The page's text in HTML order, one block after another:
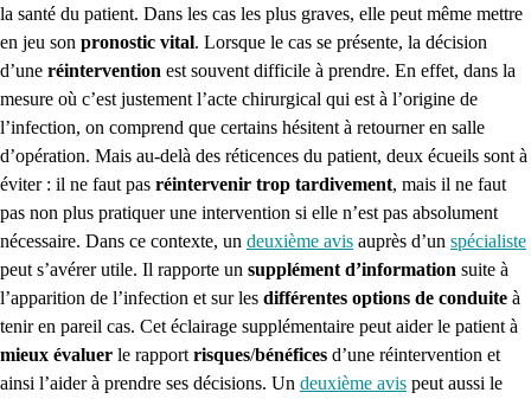
la santé du patient. Dans les cas les plus graves, elle peut même mettre
en jeu son pronostic vital. Lorsque le cas se présente, la décision
d’une réintervention est souvent difficile à prendre. En effet, dans la
mesure où c’est justement l’acte chirurgical qui est à l’origine de
l’infection, on comprend que certains hésitent à retourner en salle
d’opération. Mais au-delà des réticences du patient, deux écueils sont à
éviter : il ne faut pas réintervenir trop tardivement, mais il ne faut
pas non plus pratiquer une intervention si elle n’est pas absolument
nécessaire. Dans ce contexte, un deuxième avis auprès d’un spécialiste
peut s’avérer utile. Il rapporte un supplément d’information suite à
l’apparition de l’infection et sur les différentes options de conduite à
tenir en pareil cas. Cet éclairage supplémentaire peut aider le patient à
mieux évaluer le rapport risques/bénéfices d’une réintervention et
ainsi l’aider à prendre ses décisions. Un deuxième avis peut aussi le